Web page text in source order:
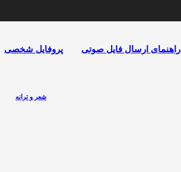
پروفایل شخصی راهنمای ارسال فایل صوتی
شعر و ترانه